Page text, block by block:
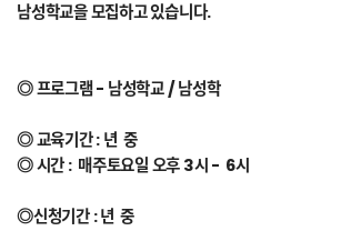
남성학교을 모집하고 있습니다.
◎ 프로그램 - 남성학교 / 남성학
◎ 교육기간 : 년 중
◎ 시간 : 매주토요일 오후 3시 - 6시
◎신청기간 : 년 중